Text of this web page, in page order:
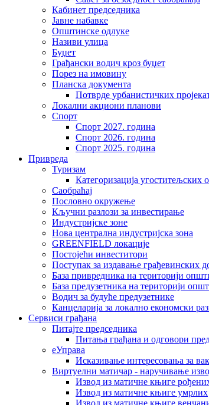
Кабинет председника
Јавне набавке
Општинске одлуке
Називи улица
Буџет
Грађански водич кроз буџет
Порез на имовину
Планска документа
Потврде урбанистичких
Локални акциони планови
Спорт
Спорт 2027. година
Спорт 2026. година
Спорт 2025. година
Привреда
Туризам
Категоризација угоститељских
Саобраћај
Пословно окружење
Кључни разлози за инвестирање
Индустријске зоне
Нова централна индустријска зона
GREENFIELD локације
Постојећи инвеститори
Поступак за издавање грађевинских
База привредника на територији
База предузетника на територији
Водич за будуће предузетнике
Канцеларија за локално економски
Сервиси грађана
Питајте председника
Питања грађана и одговори
еУправа
Исказивање интересовања за
Виртуелни матичар - наручивање
Извод из матичне књиге
Извод из матичне књиге умрлих
Извод из матичне књиге